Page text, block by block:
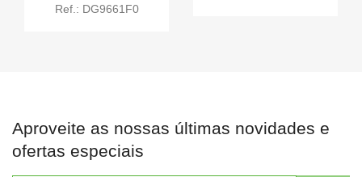
Ref.: DG9661F0
Aproveite as nossas últimas novidades e
ofertas especiais